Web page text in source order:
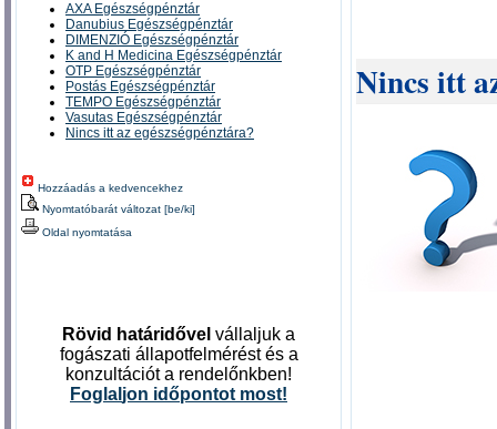
AXA Egészségpénztár
Danubius Egészségpénztár
DIMENZIÓ Egészségpénztár
K and H Medicina Egészségpénztár
OTP Egészségpénztár
Postás Egészségpénztár
TEMPO Egészségpénztár
Vasutas Egészségpénztár
Nincs itt az egészségpénztára?
Hozzáadás a kedvencekhez
Nyomtatóbarát változat [be/ki]
Oldal nyomtatása
Rövid határidővel vállaljuk a
fogászati állapotfelmérést és a
konzultációt a rendelőnkben!
Foglal jon időpontot most!
Nincs itt